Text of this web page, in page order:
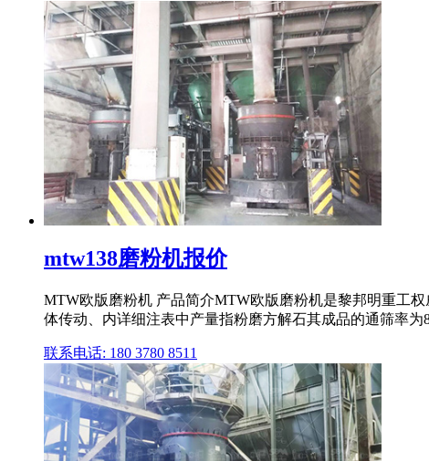
mtw138磨粉机报价
MTW欧版磨粉机 产品简介MTW欧版磨粉机是黎邦明重工
体传动、内详细注表中产量指粉磨方解石其成品的通筛率为
联系电话: 180 3780 8511